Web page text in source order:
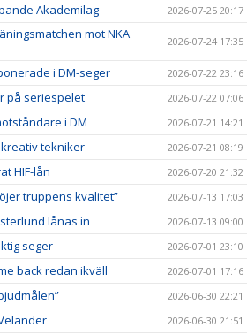
Akademilag 2026-07-25 20:17
mot NKA
2026-07-24 17:35
i DM-seger 2026-07-22 23:16
på seriespelet 2026-07-22 07:06
i DM 2026-07-21 14:21
tekniker 2026-07-21 08:19
HIF-lån 2026-07-20 21:32
truppens kvalitet” 2026-07-13 17:03
lånas in 2026-07-13 09:00
seger 2026-07-01 23:10
back redan ikväll 2026-07-01 17:16
2026-06-30 22:21
2026-06-30 21:51